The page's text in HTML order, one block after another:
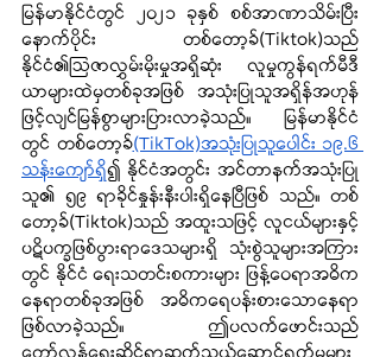
မြန်မာနိုင်ငံတွင် ၂၀၂၁ ခုနှစ် စစ်အာဏာသိမ်းပြီး
နောက်ပိုင်း တစ်တော့ခ်(Tiktok)သည်
နိုင်ငံ၏ဩဇာလွှမ်းမိုးမှုအရှိဆုံး လူမှုကွန်ရက်မီဒီ
ယာများထဲမှတစ်ခုအဖြစ် အသုံးပြုသူအရှိန်အဟုန်
ဖြင့်လျင်မြန်စွာများပြားလာခဲ့သည်။ မြန်မာနိုင်ငံ
တွင် တစ်တော့ခ်(TikTok)အသုံးပြုသူပေါင်း ၁၉.၆
သန်းကျော်ရှိ၍ နိုင်ငံအတွင်း အင်တာနက်အသုံးပြု
သူ၏ ၅၉ ရာခိုင်နှုန်းနီးပါးရှိနေပြီဖြစ် သည်။ တစ်
တော့ခ်(Tiktok)သည် အထူးသဖြင့် လူငယ်များနှင့်
ပဋိပက္ခဖြစ်ပွားရာဒေသများရှိ သုံးစွဲသူများအကြား
တွင် နိုင်ငံ ရေးသတင်းစကားများ ဖြန့်ဝေရာအဓိက
နေရာတစ်ခုအဖြစ် အဓိကရေပန်းစားသောနေရာ
ဖြစ်လာခဲ့သည်။ ဤပလက်ဖောင်းသည်